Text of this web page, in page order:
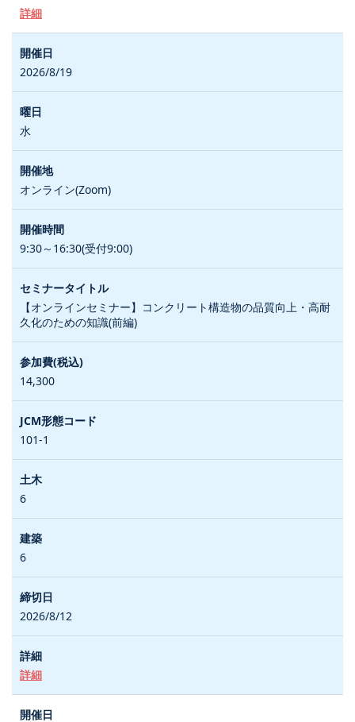
詳細
2026/8/19
水
オンライン(Zoom)
9:30～16:30(受付9:00)
【オンラインセミナー】コンクリート構造物の品質向上・高耐
久化のための知識(前編)
14,300
101-1
6
6
2026/8/12
詳細